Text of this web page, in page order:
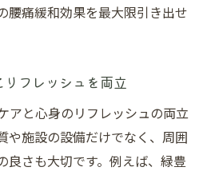
腰痛緩和効果を最大限引き出せ
フレッシュを両立
アと心身のリフレッシュの両立
や施設の設備だけでなく、周囲
良さも大切です。例えば、緑豊